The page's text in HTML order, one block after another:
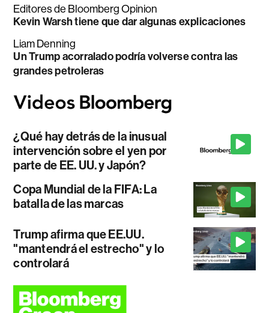
Editores de Bloomberg Opinion
Kevin Warsh tiene que dar algunas explicaciones
Liam Denning
Un Trump acorralado podría volverse contra las
grandes petroleras
¿Qué hay detrás de la inusual
intervención sobre el yen por
parte de EE. UU. y Japón?
Copa Mundial de la FIFA: La
batalla de las marcas
Trump afirma que EE.UU.
"mantendrá el estrecho" y lo
controlará